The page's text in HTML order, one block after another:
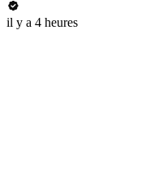
il y a 4 heures